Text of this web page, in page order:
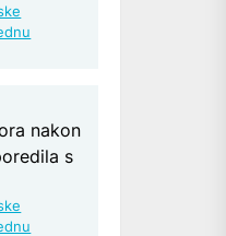
nakon
s